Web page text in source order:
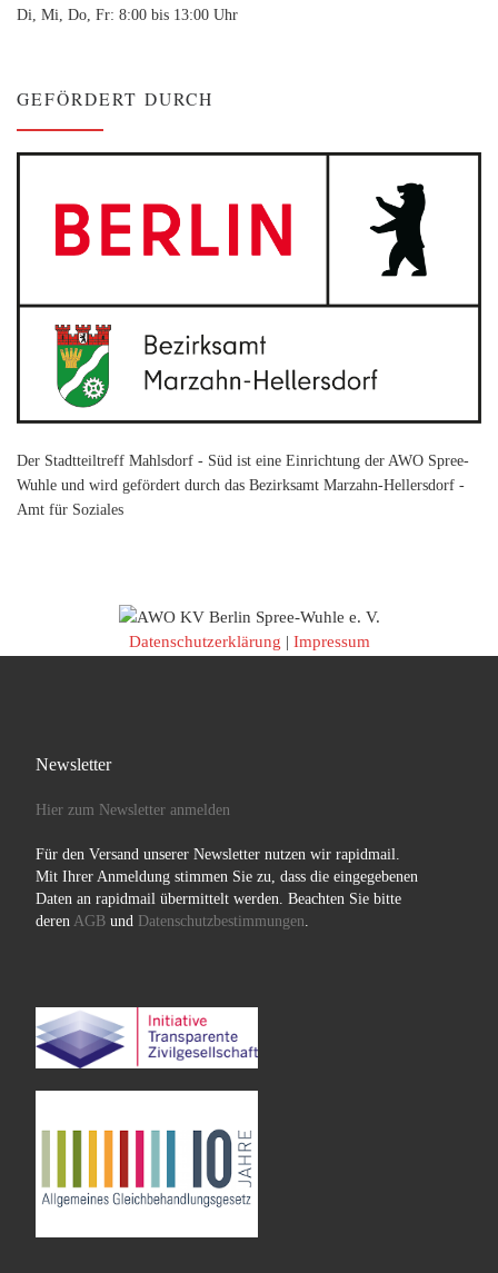
Di, Mi, Do, Fr: 8:00 bis 13:00 Uhr
GEFÖRDERT DURCH
Der Stadtteiltreff Mahlsdorf - Süd ist eine Einrichtung der AWO Spree-
Wuhle und wird gefördert durch das Bezirksamt Marzahn-Hellersdorf -
Amt für Soziales
Datenschutzerklärung | Impressum
Newsletter
Hier zum Newsletter anmelden
Für den Versand unserer Newsletter nutzen wir rapidmail.
Mit Ihrer Anmeldung stimmen Sie zu, dass die eingegebenen
Daten an rapidmail übermittelt werden. Beachten Sie bitte
deren AGBund Datenschutzbestimmungen